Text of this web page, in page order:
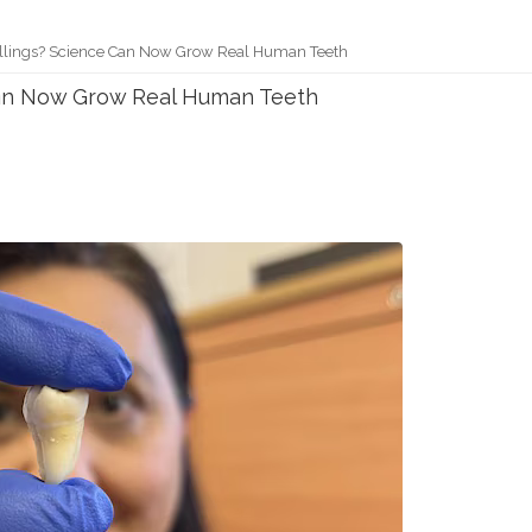
Science Can Now Grow Real Human Teeth
Now Grow Real Human Teeth